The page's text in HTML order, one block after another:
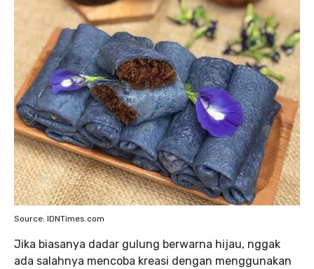
Source: IDNTimes.com
Jika biasanya dadar gulung berwarna hijau, nggak
ada salahnya mencoba kreasi dengan menggunakan